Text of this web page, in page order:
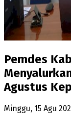
Pemdes
Agustus
Minggu, 15 Agu